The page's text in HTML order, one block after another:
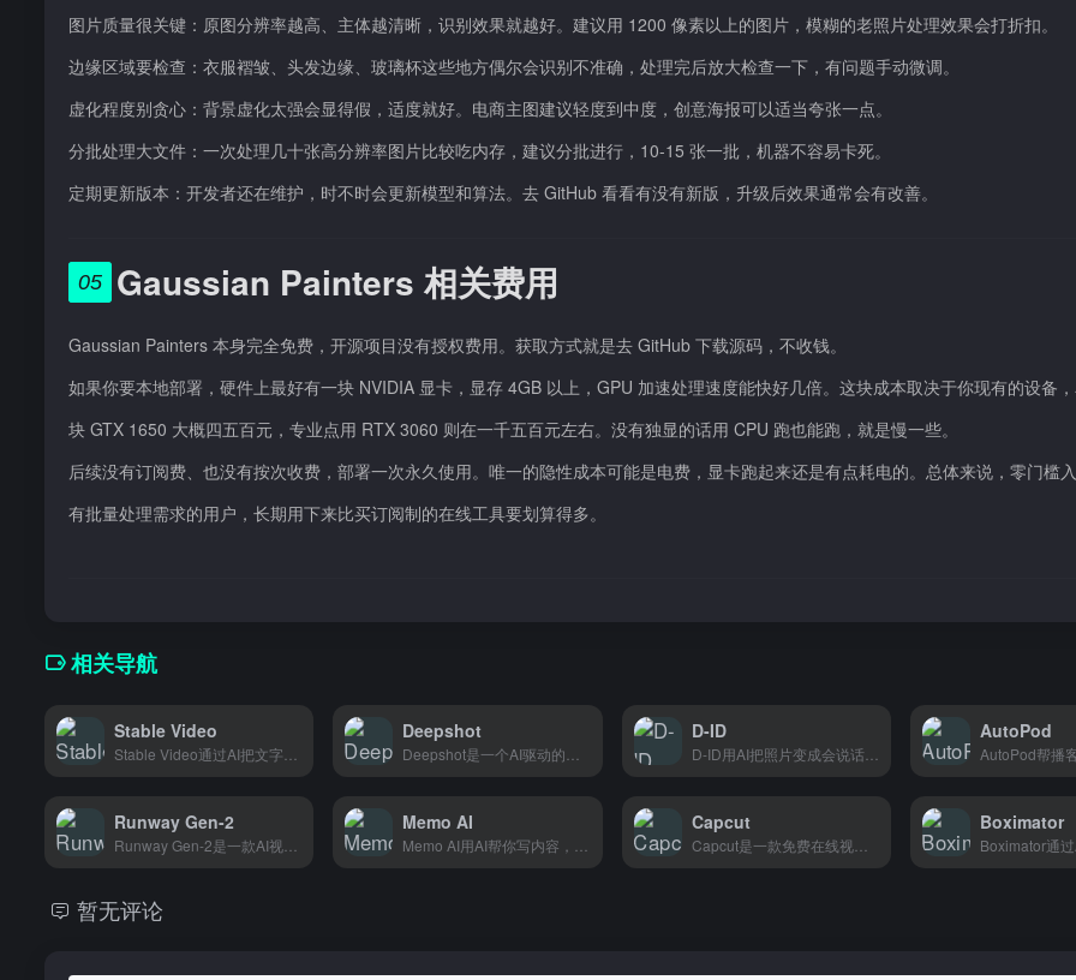
图片质量很关键：原图分辨率越高、主体越清晰，识别效果就越好。建议用 1200 像素以上的图片，模糊的老照片处理效果会打折扣。
边缘区域要检查：衣服褶皱、头发边缘、玻璃杯这些地方偶尔会识别不准确，处理完后放大检查一下，有问题手动微调。
虚化程度别贪心：背景虚化太强会显得假，适度就好。电商主图建议轻度到中度，创意海报可以适当夸张一点。
分批处理大文件：一次处理几十张高分辨率图片比较吃内存，建议分批进行，10-15 张一批，机器不容易卡死。
定期更新版本：开发者还在维护，时不时会更新模型和算法。去 GitHub 看看有没有新版，升级后效果通常会有改善。
05 Gaussian Painters 相关费用
Gaussian Painters 本身完全免费，开源项目没有授权费用。获取方式就是去 GitHub 下载源码，不收钱。
如果你要本地部署，硬件上最好有一块 NVIDIA 显卡，显存 4GB 以上，GPU 加速处理速度能快好几倍。这块成本取决于你现有的设备
块 GTX 1650 大概四五百元，专业点用 RTX 3060 则在一千五百元左右。没有独显的话用 CPU 跑也能跑，就是慢一些。
后续没有订阅费、也没有按次收费，部署一次永久使用。唯一的隐性成本可能是电费，显卡跑起来还是有点耗电的。总体来说，零门槛
有批量处理需求的用户，长期用下来比买订阅制的在线工具要划算得多。
相关导航
Stable Video Deepshot D-ID
D-ID用AI把照片变成会说话的视频数字人，内容创作者和企业可以省时省力地制作营销视频和培训内容。
AutoPod
Runway Gen-2 Memo AI Capcut
Capcut是一款免费在线视频剪辑工具，支持剪辑、特效、字幕等功能，适合创作者和电商卖家快速制作产品展示短视频。
Boximator
暂无评论